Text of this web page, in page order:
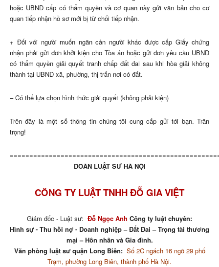
hoặc UBND cấp có thẩm quyền và cơ quan này gửi văn bản cho cơ
quan tiếp nhận hồ sơ mới bị từ chối tiếp nhận.
+ Đối với người muốn ngăn cản người khác được cấp Giấy chứng
nhận phải gửi đơn khởi kiện cho Tòa án hoặc gửi đơn yêu cầu UBND
có thẩm quyền giải quyết tranh chấp đất đai sau khi hòa giải không
thành tại UBND xã, phường, thị trấn nơi có đất.
– Có thể lựa chọn hình thức giải quyết (không phải kiện)
Trên đây là một số thông tin chúng tôi cung cấp gửi tới bạn. Trân
trọng!
ĐOÀN LUẬT SƯ HÀ NỘI
CÔNG TY LUẬT TNHH ĐỖ GIA VIỆT
Giám đốc - Luật sư: Đỗ Ngọc Anh Công ty luật chuyên:
Hình sự - Thu hồi nợ - Doanh nghiệp – Đất Đai – Trọng tài thương
mại – Hôn nhân và Gia đình.
Văn phòng luật sư quận Long Biên: Số 2C ngách 16 ngõ 29 phố
Trạm, phường Long Biên, thành phố Hà Nội.